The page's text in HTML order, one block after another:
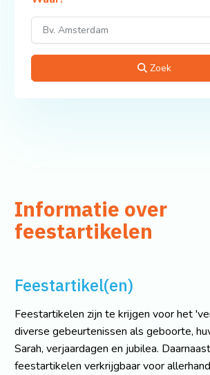
Zoek
Informatie over
feestartikelen
Feestartikel(en)
Feestartikelen zijn te krijgen voor het
diverse gebeurtenissen als geboorte,
Sarah, verjaardagen en jubilea.
feestartikelen verkrijgbaar voor